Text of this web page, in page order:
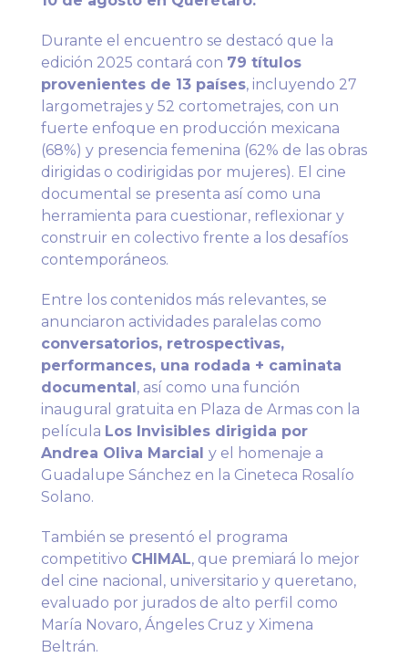
Durante el encuentro se destacó que la
edición 2025 contará con 79 títulos
provenientes de 13 países, incluyendo 27
largometrajes y 52 cortometrajes, con un
fuerte enfoque en producción mexicana
(68%) y presencia femenina (62% de las obras
dirigidas o codirigidas por mujeres). El cine
documental se presenta así como una
herramienta para cuestionar, reflexionar y
construir en colectivo frente a los desafíos
contemporáneos.
Entre los contenidos más relevantes, se
anunciaron actividades paralelas como
conversatorios, retrospectivas,
performances, una rodada + caminata
documental, así como una función
inaugural gratuita en Plaza de Armas con la
película Los Invisibles dirigida por
Andrea Oliva Marcial y el homenaje a
Guadalupe Sánchez en la Cineteca Rosalío
Solano.
También se presentó el programa
competitivo CHIMAL, que premiará lo mejor
del cine nacional, universitario y queretano,
evaluado por jurados de alto perfil como
María Novaro, Ángeles Cruz y Ximena
Beltrán.